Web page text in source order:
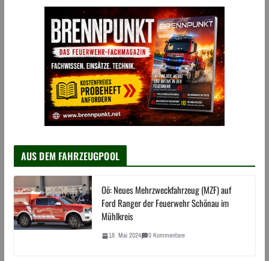
AUS DEM FAHRZEUGPOOL
Oö: Neues Mehrzweckfahrzeug (MZF) auf
Ford Ranger der Feuerwehr Schönau im
Mühlkreis
18. Mai 2024 0 Kommentare